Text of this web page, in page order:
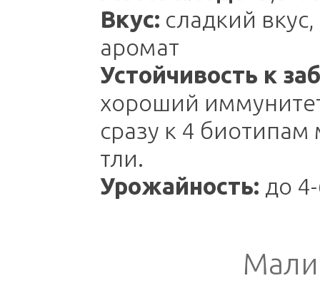
Вкус: сладкий
аромат
Устойчивость к
хороший
сразу к 4
тли.
Урожайность: до